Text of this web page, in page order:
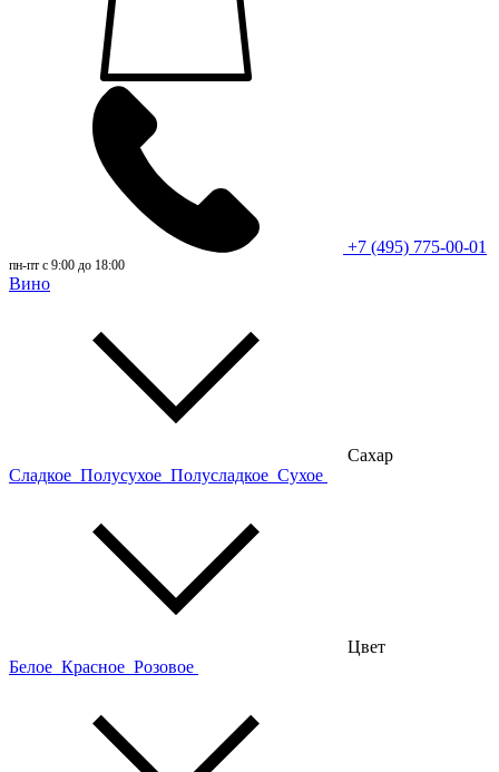
+7 (495) 775-00-01
пн-пт с 9:00 до 18:00
Вино
Сахар
Сладкое Полусухое Полусладкое Сухое
Цвет
Белое Красное Розовое